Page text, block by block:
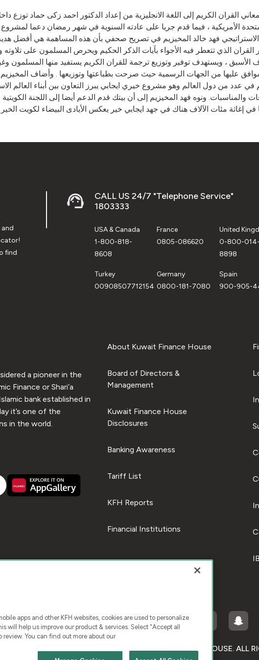
القران الكريم إلى اللغة الانجليزية من إعداد الدكتور احمد زكى حماد
الأمريكية ، فيما قدم جريا على عادته السنوية في شهر رمضان دعما
الاستراتيجي فهد خالد المخيزيم في تصريح صحفي بأن هذه المساهمة هي أفضل
الذي تتعطر فيه الأجواء بآيات الذكر الحكيم ويحرص المسلمون على تلاوته
الأسبق ، ويستهدف توفير وتوزيع ترجمة للقران الكريم يستفيد منها المسلمون
عليها من الجهات الرسمية حيث صرحت بطباعتها وتوزيعها . وأضاف
عدد من دول العالم وهو مشروع خيري ايجابي يبرز التعاون بين أبناء العالم
والمناسبات. ونوه فهد المخيزيم إلى أن بيتك قدم الدعم أيضا إلى اللجنة
إغاثة مئات الآلاف هناك في جهد ايجابي خير يعكس الأيادى البيضاء لكويت
and
find
CALL US 24/7 "Telephone Service"
1803333
USA & Canada
1-800-818-
8608
France
0805-086620
United
0-800-014-
8898
Turkey
00908507712154
Germany
0800-181-7080
Spain
900-905-
a pioneer in the
Finance or Shari’a
bank established in
it’s one of the
in the world.
About Kuwait Finance House
Board of Directors &
Management
Kuwait Finance House
Disclosures
Banking Awareness
Tariff List
KFH Reports
Financial Institutions
COPYRIGHT © 2026 KUWAIT FINANCE HOUSE. ALL
apps and other KFH websites, cookies are used to personalize
will help us improve our product & services. Select "Accept all
review. You can find out more about our